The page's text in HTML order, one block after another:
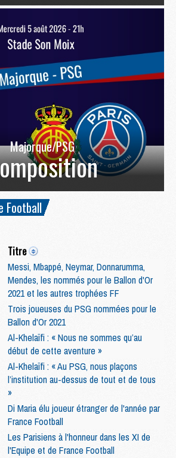
Majorque/PSG
Football
Titre
Messi, Mbappé, Neymar, Donnarumma,
Mendes, les nommés pour le Ballon d'Or
2021 et les autres trophées FF
Trois joueuses du PSG nommées pour le
Ballon d'Or 2021
Al-Khelaïfi : « Nous ne sommes qu’au
début de cette aventure »
Al-Khelaïfi : « Au PSG, nous plaçons
l’institution au-dessus de tout et de tous
»
Di Maria élu joueur étranger de l'année par
France Football
Les Parisiens à l'honneur dans les XI de
l'Equipe et de France Football